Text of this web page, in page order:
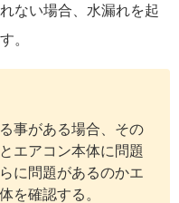
ない場合、水漏れを起
。
事がある場合、その
エアコン本体に問題
に問題があるのかエ
を確認する。